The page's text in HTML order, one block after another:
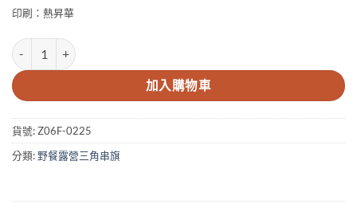
印刷：熱昇華
野餐串旗25 數量
加入購物車
貨號:Z06F-0225
分類: 野餐露營三角串旗